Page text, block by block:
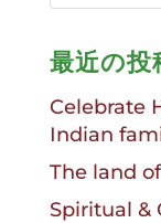
最近の投
Celebrate
Indian
The land
Spiritual &